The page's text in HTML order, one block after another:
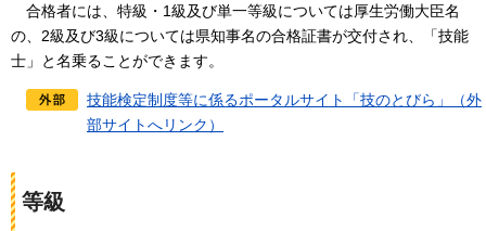
合格者には、特級・1級及び単一等級については厚生労働大臣名
の、2級及び3級については県知事名の合格証書が交付され、「技能
士」と名乗ることができます。
技能検定制度等に係るポータルサイト「技のとびら」（外
部サイトへリンク）
等級